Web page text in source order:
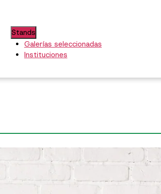
Stands
Galerías seleccionadas
Instituciones